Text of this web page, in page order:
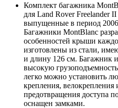
Комплект багажника
для Land Rover Freelander
выпущенные в период
Багажники MontBlanc
особенностей крыши
изготовлены из стали,
и длину 126 см. Багажник
высокую
легко можно установить
крепления, велокрепления
предотвращения доступа
оснащен замками.